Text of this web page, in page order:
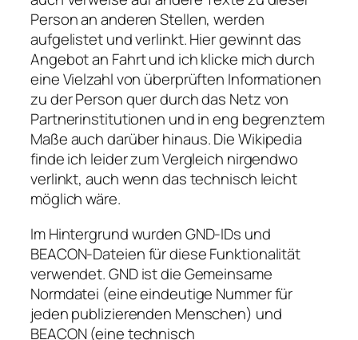
Person an anderen Stellen, werden
aufgelistet und verlinkt. Hier gewinnt das
Angebot an Fahrt und ich klicke mich durch
eine Vielzahl von überprüften Informationen
zu der Person quer durch das Netz von
Partnerinstitutionen und in eng begrenztem
Maße auch darüber hinaus. Die Wikipedia
finde ich leider zum Vergleich nirgendwo
verlinkt, auch wenn das technisch leicht
möglich wäre.
Im Hintergrund wurden GND-IDs und
BEACON-Dateien für diese Funktionalität
verwendet. GND ist die Gemeinsame
Normdatei (eine eindeutige Nummer für
jeden publizierenden Menschen) und
BEACON (eine technisch